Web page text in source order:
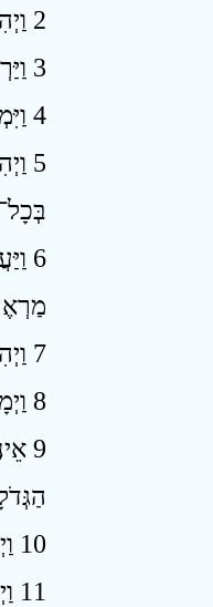
2 וַיְהִי יְהוָה אֶת־יוֹסֵף וַיְהִי אִישׁ מַצְלִיחַ וַיְהִי בְּבֵית אֲדֹנָיו הַמִּצְרִי ׃
3 וַיַּרְא אֲדֹנָיו כִּי יְהוָה אִתּוֹ וְכֹל אֲשֶׁר־הוּא עֹשֶׂה יְהוָה מַצְלִיחַ בְּיָדוֹ ׃
4 וַיִּמְצָא יוֹסֵף חֵן בְּעֵינָיו וַיְשָׁרֶת אֹתוֹ וַיַּפְקִדֵהוּ עַל־בֵּיתוֹ וְכָל־יֶשׁ־לוֹ נָתַן בְּיָדוֹ׃
5
6
7 וַיְהִי אַחַר הַדְּבָרִים הָאֵלֶּה וַתִּשָּׂא אֵשֶׁת־אֲדֹנָיו אֶת־עֵינֶיהָ אֶל־יוֹסֵף וַתֹּאמֶר שִׁכְבָה עִמִּי ׃
8 וַיְמָאֵן וַיֹּאמֶר אֶל־אֵשֶׁת אֲדֹנָיו הֵן אֲדֹנִי לֹא־יָדַע אִתִּי מַה־בַּבָּיִת וְכֹל אֲשֶׁר־יֶשׁ־לוֹ נָתַן בְּיָדִי ׃
9
10 וַיְהִי כְּדַבְּרָהּ אֶל־יוֹסֵף יוֹם יוֹם וְלֹא־שָׁמַע אֵלֶיהָ לִשְׁכַּב אֶצְלָהּ לִהְיוֹת עִמָּהּ׃
11 וַיְהִי כְּהַיּוֹם הַזֶּה וַיָּבֹא הַבַּיְתָה לַעֲשׂוֹת מְלַאכְתּוֹ וְאֵין אִישׁ מֵאַנְשֵׁי הַבַּיִת שָׁם בַּבָּיִת ׃